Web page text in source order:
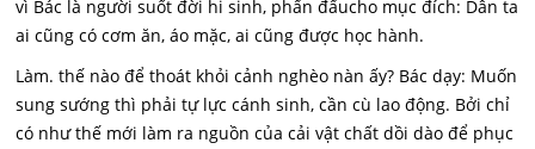
vì Bác là người suốt đời hi sinh, phấn đấucho mục đích: Dân ta
ai cũng có cơm ăn, áo mặc, ai cũng được học hành.
Làm. thế nào để thoát khỏi cảnh nghèo nàn ấy? Bác dạy: Muốn
sung sướng thì phải tự lực cánh sinh, cần cù lao động. Bởi chỉ
có như thế mới làm ra nguồn của cải vật chất dồi dào để phục